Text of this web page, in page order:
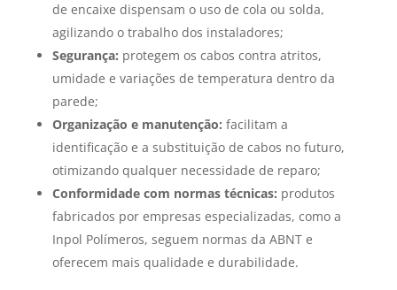
de encaixe dispensam o uso de cola ou solda,
agilizando o trabalho dos instaladores;
Segurança: protegem os cabos contra atritos,
umidade e variações de temperatura dentro da
parede;
Organização e manutenção: facilitam a
identificação e a substituição de cabos no futuro,
otimizando qualquer necessidade de reparo;
Conformidade com normas técnicas: produtos
fabricados por empresas especializadas, como a
Inpol Polímeros, seguem normas da ABNT e
oferecem mais qualidade e durabilidade.